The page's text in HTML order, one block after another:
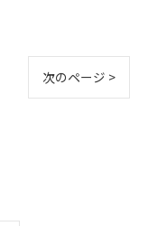
次のページ >